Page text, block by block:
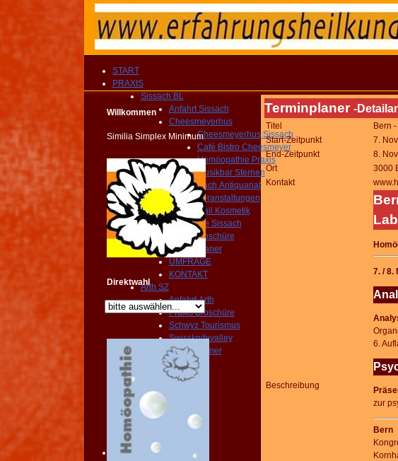
START
PRAXIS
Sissach BL
Anfahrt Sissach
Cheesmeyerhus
Cheesmeyerhus Sissach
Café Bistro Cheesmeyer
Homöopathie Praxis
Musikbar Sternen
Buch Antiquariat
Veranstaltungen
Nail Kosmetik
Gemeinde Sissach
Praxis Broschüre
Routenplaner
UMFRAGE
KONTAKT
Arth SZ
Anfahrt Arth
Praxis Broschüre
Schwyz Tourismus
Swissknifevalley
Routenplaner
KONTAKT
Erreichbarkeit
Fragebogen
Broschüre
Person
KONTAKT
Angebot
Willkommen
Similia Simplex Minimum
Direktwahl
Terminplaner -
Titel
Bern
Start-Zeitpunkt
7.
End-Zeitpunkt
8.
Ort
3000
Kontakt
Beschreibung
7. / 8.
6.
zur
Bern